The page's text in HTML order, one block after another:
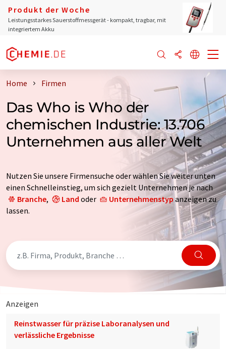
Produkt der Woche
Leistungsstarkes Sauerstoffmessgerät - kompakt, tragbar, mit
integriertem Akku
Home Firmen
Das Who is Who der
chemischen Industrie: 13.706
Unternehmen aus aller Welt
Nutzen Sie unsere Firmensuche oder wählen Sie weiter unten
einen Schnelleinstieg, um sich gezielt Unternehmen je nach
Branche, Land oder Unternehmenstypanzeigen zu
lassen.
Anzeigen
Reinstwasser für präzise Laboranalysen und
verlässliche Ergebnisse